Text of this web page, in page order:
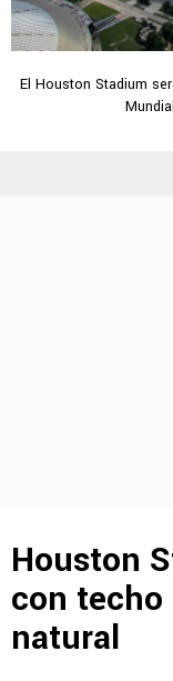
El Houston Stadium
Houston
con
natural